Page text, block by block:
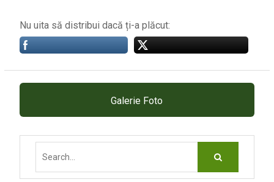
Nu uita să distribui dacă ți-a plăcut:
Galerie Foto